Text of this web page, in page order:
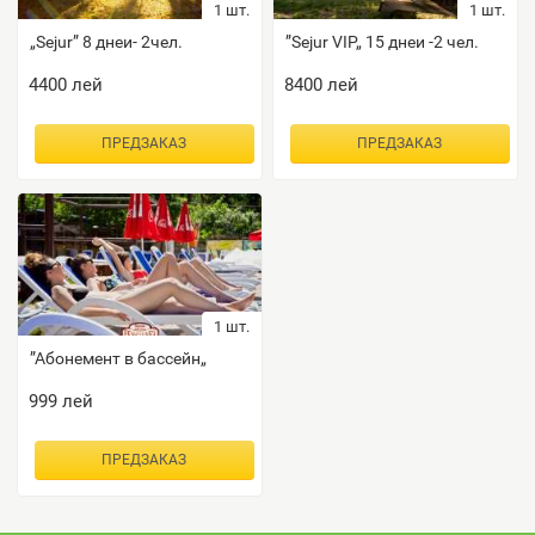
1 шт.
„Sejur” 8 днеи- 2чел.
4400лей
ПРЕДЗАКАЗ
1 шт.
”Sejur VIP„ 15 днеи -2 чел.
8400лей
ПРЕДЗАКАЗ
1 шт.
”Абонемент в бассейн„
999лей
ПРЕДЗАКАЗ